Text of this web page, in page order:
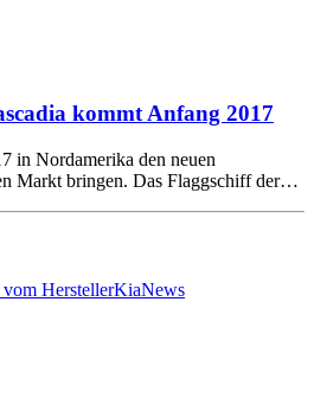
kommt Anfang 2017
in Nordamerika den neuen
Markt bringen. Das Flaggschiff der…
HerstellerKiaNews